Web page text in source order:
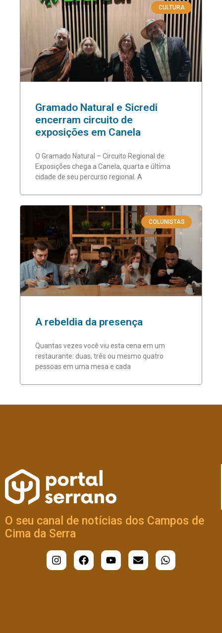
CULTURA
Gramado Natural e Sicredi
encerram circuito de
exposições em Canela
O Gramado Natural – Circuito Regional de
Exposições chega a Canela, quarta e última
cidade de seu percurso regional. A
COLUNISTAS
A rebeldia da presença
Quantas vezes você viu esta cena em um
restaurante: duas, três ou mesmo quatro
pessoas em uma mesa e cada
O seu canal de notícias dos Campos de
Cima da Serra